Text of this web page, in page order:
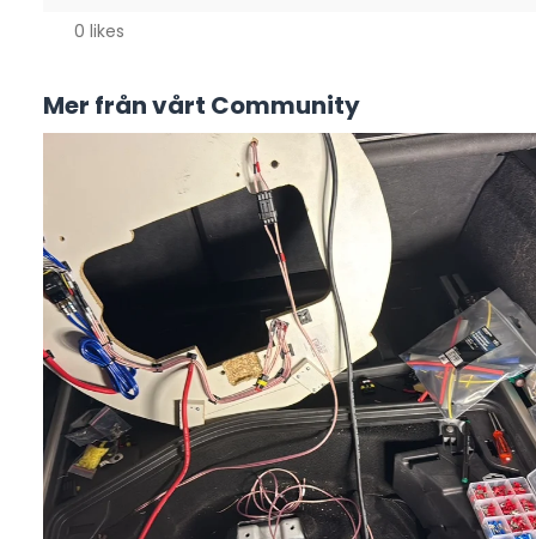
0 likes
Mer från vårt Community